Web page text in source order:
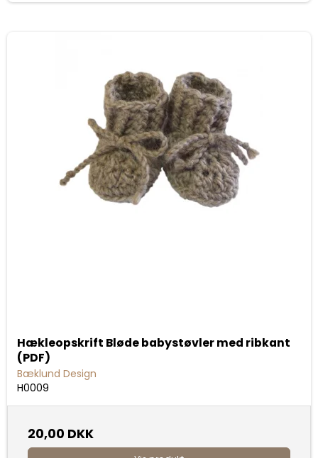
Hækleopskrift Bløde babystøvler med ribkant
(PDF)
Bæklund Design
H0009
20,00 DKK